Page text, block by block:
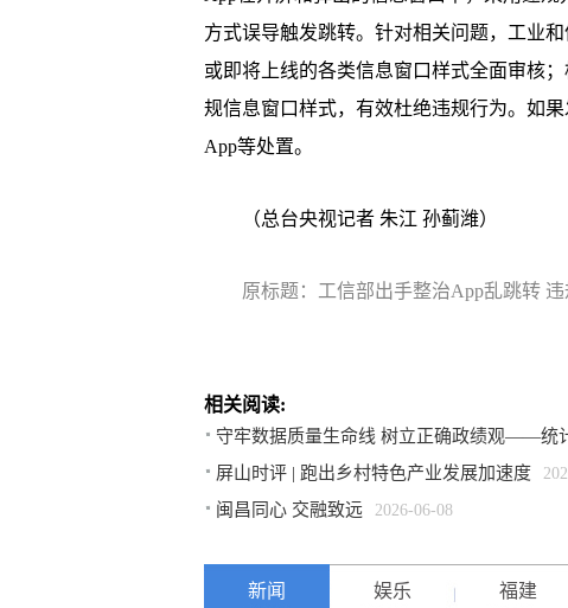
方式误导触发跳转。针对相关问题，工业
或即将上线的各类信息窗口样式全面审核
规信息窗口样式，有效杜绝违规行为。如
App等处置。
（总台央视记者 朱江 孙蓟潍）
原标题：工信部出手整治App乱跳转
相关阅读:
守牢数据质量生命线 树立正确政绩观——统
屏山时评 | 跑出乡村特色产业发展加速度
闽昌同心 交融致远 2026-06-08
新闻 娱乐 福建